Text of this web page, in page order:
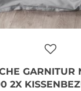
GARNITUR
2X